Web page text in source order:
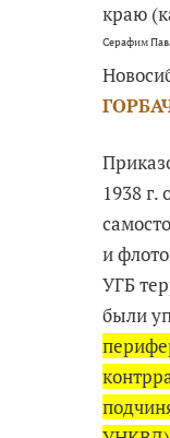
краю
Серафим
1938 г.
и
УГБ
были